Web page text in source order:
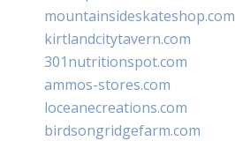
mountainsideskateshop.com
kirtlandcitytavern.com
301nutritionspot.com
ammos-stores.com
loceanecreations.com
birdsongridgefarm.com